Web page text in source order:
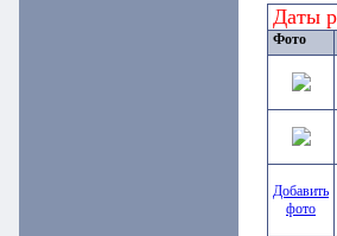
Даты
Фото
Добавить
фото